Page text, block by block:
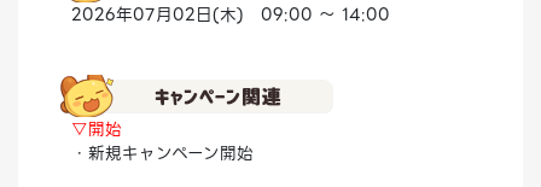
2026年07月02日(木) 09:00 ～ 14:00
▽開始
・新規キャンペーン開始